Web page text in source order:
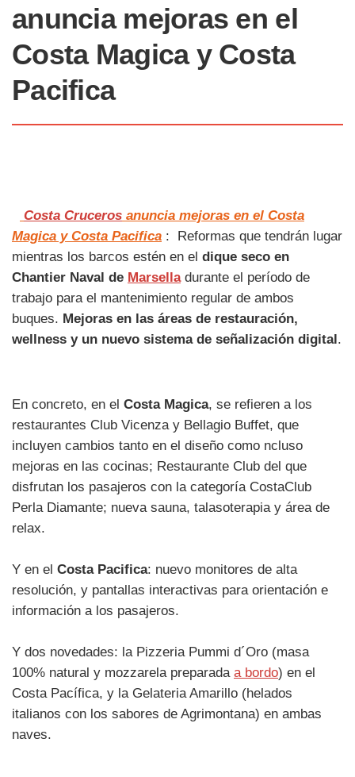
anuncia mejoras en el
Costa Magicay Costa
Pacifica
Costa Cruceros anuncia mejoras en el Costa
Magica y Costa Pacifica : Reformas que tendrán lugar
mientras los barcos estén en el dique seco en
Chantier Naval de Marselladurante el período de
trabajo para el mantenimiento regular de ambos
buques. Mejoras en las áreas de restauración,
wellness y un nuevo sistema de señalización digital .
En concreto, en el Costa Magica, se refieren a los
restaurantes Club Vicenza y Bellagio Buffet, que
incluyen cambios tanto en el diseño como ncluso
mejoras en las cocinas; Restaurante Club del que
disfrutan los pasajeros con la categoría CostaClub
Perla Diamante; nueva sauna, talasoterapia y área de
relax.
Y en el Costa Pacifica: nuevo monitores de alta
resolución, y pantallas interactivas para orientación e
información a los pasajeros.
Y dos novedades: la Pizzeria Pummi d´Oro (masa
100% natural y mozzarela preparada a bordo) en el
Costa Pacífica, y la Gelateria Amarillo (helados
italianos con los sabores de Agrimontana) en ambas
naves.